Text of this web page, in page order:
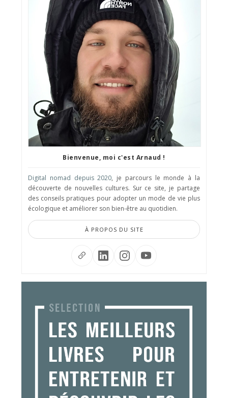
Bienvenue, moi c'est Arnaud !
Digital nomad depuis 2020, je parcours le monde à la
découverte de nouvelles cultures. Sur ce site, je partage
des conseils pratiques pour adopter un mode de vie plus
écologique et améliorer son bien-être au quotidien.
À PROPOS DU SITE